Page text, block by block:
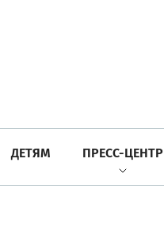
ДЕТЯМ ПРЕСС-ЦЕНТР